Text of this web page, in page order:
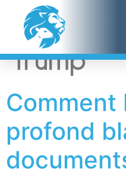
Trump
Comment
profond